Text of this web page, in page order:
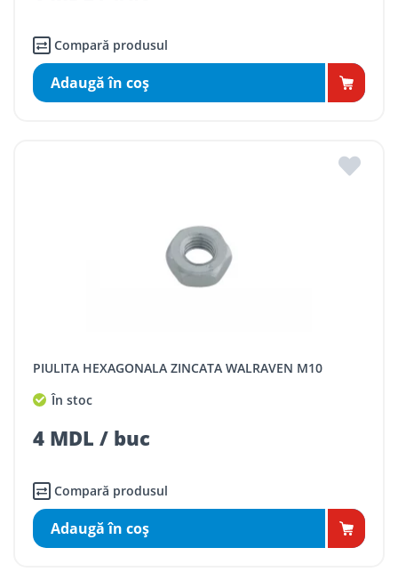
Compară produsul
Adaugă în coş
PIULITA HEXAGONALA ZINCATA WALRAVEN M10
În stoc
4 MDL / buc
Compară produsul
Adaugă în coş